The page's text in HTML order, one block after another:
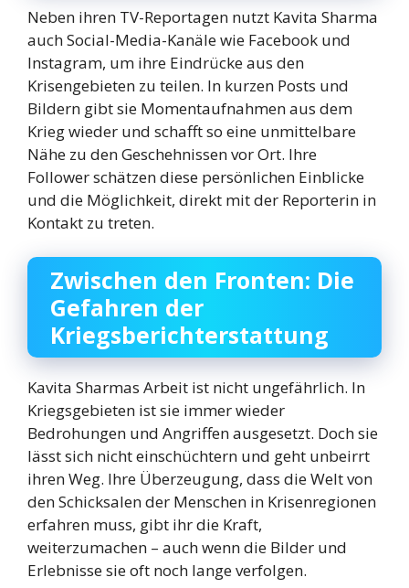
Neben ihren TV-Reportagen nutzt Kavita Sharma
auch Social-Media-Kanäle wie Facebook und
Instagram, um ihre Eindrücke aus den
Krisengebieten zu teilen. In kurzen Posts und
Bildern gibt sie Momentaufnahmen aus dem
Krieg wieder und schafft so eine unmittelbare
Nähe zu den Geschehnissen vor Ort. Ihre
Follower schätzen diese persönlichen Einblicke
und die Möglichkeit, direkt mit der Reporterin in
Kontakt zu treten.
Zwischen den Fronten: Die
Gefahren der
Kriegsberichterstattung
Kavita Sharmas Arbeit ist nicht ungefährlich. In
Kriegsgebieten ist sie immer wieder
Bedrohungen und Angriffen ausgesetzt. Doch sie
lässt sich nicht einschüchtern und geht unbeirrt
ihren Weg. Ihre Überzeugung, dass die Welt von
den Schicksalen der Menschen in Krisenregionen
erfahren muss, gibt ihr die Kraft,
weiterzumachen – auch wenn die Bilder und
Erlebnisse sie oft noch lange verfolgen.